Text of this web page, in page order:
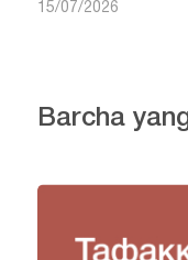
15/07/2026
Barcha